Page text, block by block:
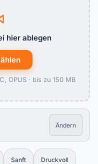
hier ablegen
OPUS · bis zu 150 MB
Ändern
Sanft Druckvoll